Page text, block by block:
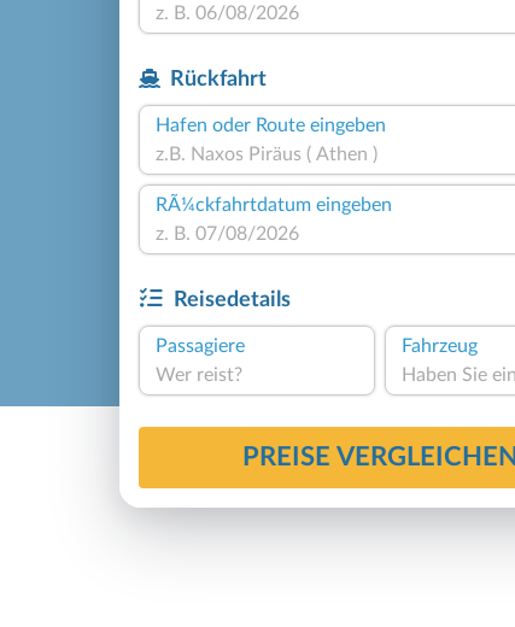
Rückfahrt
Hafen oder Route eingeben
RÃ¼ckfahrtdatum eingeben
Reisedetails
Passagiere
Wer reist?
Fahrzeug
PREISE VERGLEICHEN